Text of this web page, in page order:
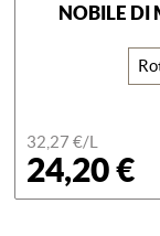
NOBILE DI
32,27 €/L
24,20 €